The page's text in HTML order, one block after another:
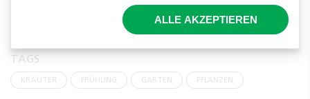
TAGS
KRÄUTER FRÜHLING GARTEN PFLANZEN
ALLE AKZEPTIEREN